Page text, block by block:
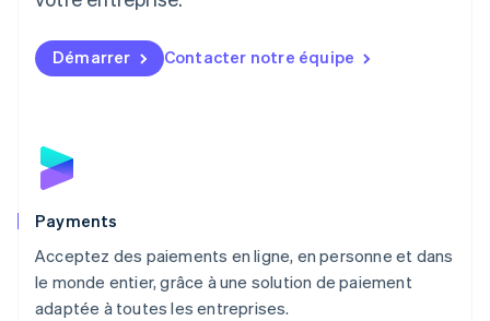
Démarrer Contacter notre équipe
Payments
Acceptez des paiements en ligne, en personne et dans
le monde entier, grâce à une solution de paiement
adaptée à toutes les entreprises.
English简体中文
Malte
Norvège
English
English
NederlandsEnglish
Pologne
English